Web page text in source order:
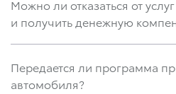
Можно ли отказаться от
и получить денежную
Передается ли программа
автомобиля?